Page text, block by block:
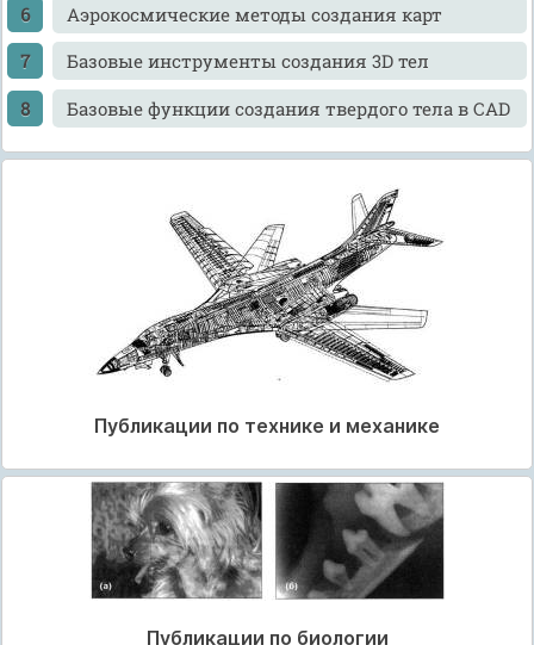
Аэрокосмические методы создания карт
Базовые инструменты создания 3D тел
Базовые функции создания твердого тела в CAD
Публикации по технике и механике
Публикации по биологии